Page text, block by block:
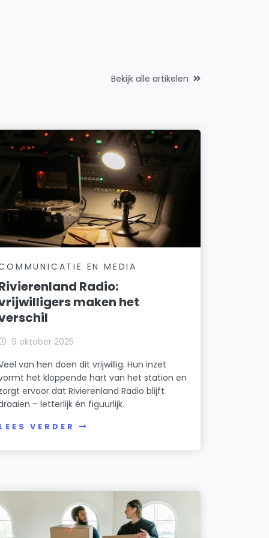
98
Pro-Tact B.V.
Het Fort 34
Sidneybodymindcoaching
36
15
Gebr. Vos B.V.
Berkhaag 14
van Breemen Licht en Geluid
President Kennedystraat 17
van der Schansstraat 25
der Schoot Trappen B.V.
15
Van der Steen Boomverzorging
Duofietsen
van der Schansstraat 3
Bekijk alle artikelen
EN MEDIA
Radio:
maken het
9 oktober 2025
van hen doen dit vrijwillig. Hun inzet
het kloppende hart van het station en
ervoor dat Rivierenland Radio blijft
– letterlijk én figuurlijk.
LEES VERDER